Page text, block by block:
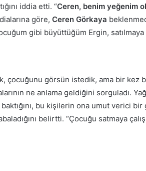
iddia etti. “Ceren, benim yeğenim
göre, Ceren Görkaya
gibi büyüttüğüm Ergin, satılmaya
çocuğunu görsün istedik, ama bir kez
ne anlama geldiğini sorguladı.
bu kişilerin ona umut verici
belirtti. “Çocuğu satmaya